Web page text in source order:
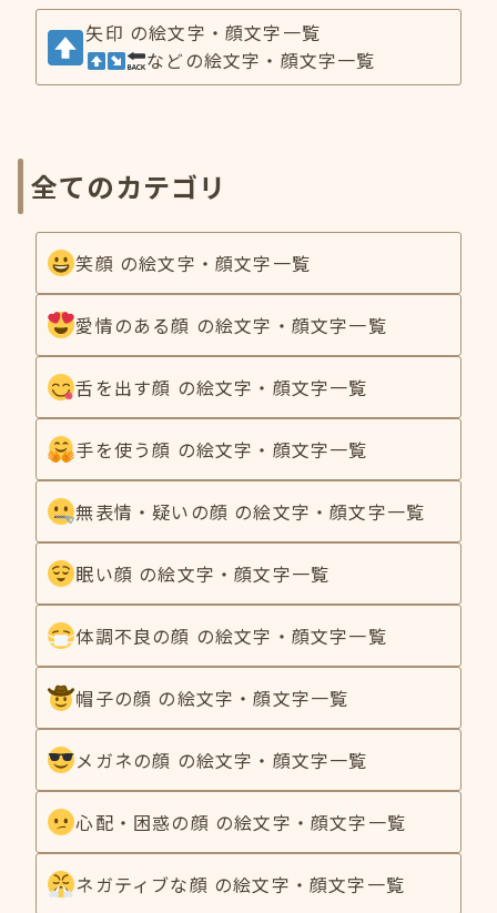
矢印 の絵文字・顔文字一覧
などの絵文字・顔文字一覧
全てのカテゴリ
笑顔 の絵文字・顔文字一覧
愛情のある顔 の絵文字・顔文字一覧
舌を出す顔 の絵文字・顔文字一覧
手を使う顔 の絵文字・顔文字一覧
無表情・疑いの顔 の絵文字・顔文字一覧
眠い顔 の絵文字・顔文字一覧
体調不良の顔 の絵文字・顔文字一覧
帽子の顔 の絵文字・顔文字一覧
メガネの顔 の絵文字・顔文字一覧
心配・困惑の顔 の絵文字・顔文字一覧
ネガティブな顔 の絵文字・顔文字一覧